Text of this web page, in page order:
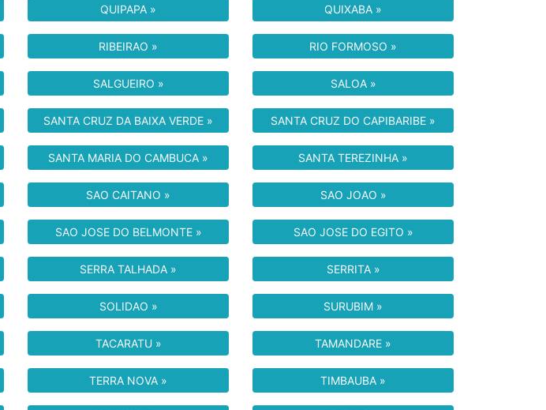
QUIPAPA » QUIXABA »
RIBEIRAO » RIO FORMOSO »
SALGUEIRO » SALOA »
SANTA CRUZ DA BAIXA VERDE » SANTA CRUZ DO CAPIBARIBE »
SANTA MARIA DO CAMBUCA » SANTA TEREZINHA »
SAO CAITANO » SAO JOAO »
SAO JOSE DO BELMONTE » SAO JOSE DO EGITO »
SERRA TALHADA » SERRITA »
SOLIDAO » SURUBIM »
TACARATU » TAMANDARE »
TERRA NOVA » TIMBAUBA »